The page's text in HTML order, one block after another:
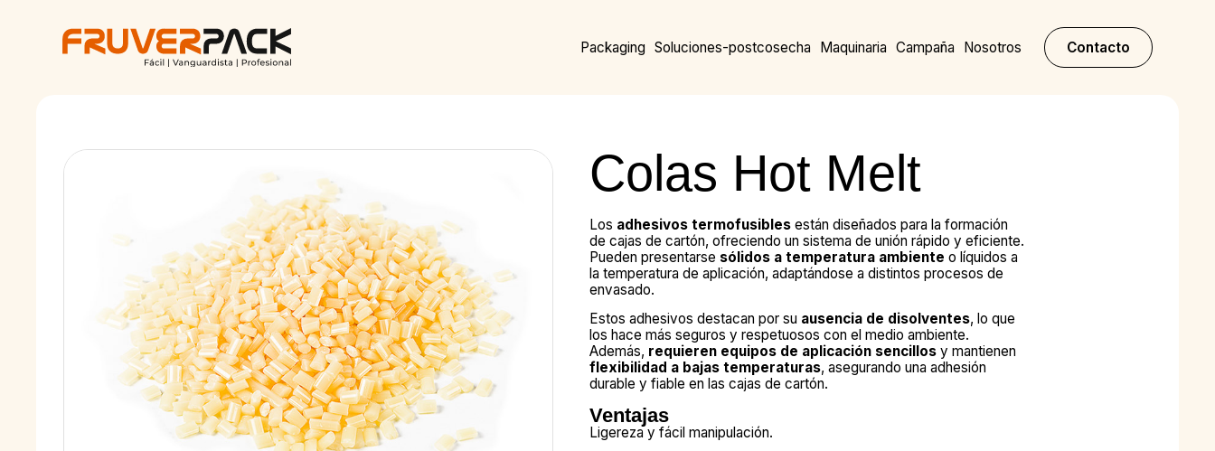
Packaging Soluciones-postcosecha Maquinaria Campaña Nosotros Contacto
Colas Hot Melt
Los adhesivos termofusiblesestán diseñados para la formación
de cajas de cartón, ofreciendo un sistema de unión rápido y eficiente.
Pueden presentarse sólidos a temperatura ambiente o líquidos a
la temperatura de aplicación, adaptándose a distintos procesos de
envasado.
Estos adhesivos destacan por su ausencia de disolventes, lo que
los hace más seguros y respetuosos con el medio ambiente.
Además, requieren equipos de aplicación sencillosy mantienen
flexibilidad a bajas temperaturas, asegurando una adhesión
durable y fiable en las cajas de cartón.
Ventajas
Ligereza y fácil manipulación.